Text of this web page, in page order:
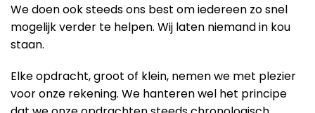
We doen ook steeds ons best om iedereen zo snel
mogelijk verder te helpen. Wij laten niemand in kou
staan.
Elke opdracht, groot of klein, nemen we met plezier
voor onze rekening. We hanteren wel het principe